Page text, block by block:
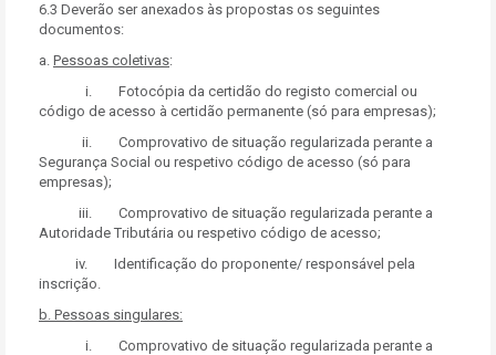
6.3 Deverão ser anexados às propostas os seguintes
documentos:
a. Pessoas coletivas:
i. Fotocópia da certidão do registo comercial ou
código de acesso à certidão permanente (só para empresas);
ii. Comprovativo de situação regularizada perante a
Segurança Social ou respetivo código de acesso (só para
empresas);
iii. Comprovativo de situação regularizada perante a
Autoridade Tributária ou respetivo código de acesso;
iv. Identificação do proponente/ responsável pela
inscrição.
b. Pessoas singulares:
i. Comprovativo de situação regularizada perante a